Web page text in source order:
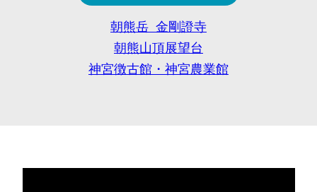
朝熊岳 金剛證寺
朝熊山頂展望台
神宮徴古館・神宮農業館